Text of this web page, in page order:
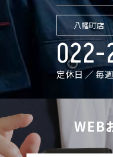
八幡町店
定休日 ／ 毎
WEB